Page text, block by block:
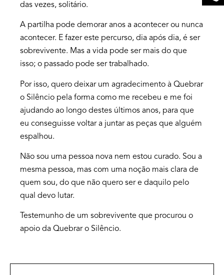
das vezes, solitário.
A partilha pode demorar anos a acontecer ou nunca
acontecer. E fazer este percurso, dia após dia, é ser
sobrevivente. Mas a vida pode ser mais do que
isso; o passado pode ser trabalhado.
Por isso, quero deixar um agradecimento à Quebrar
o Silêncio pela forma como me recebeu e me foi
ajudando ao longo destes últimos anos, para que
eu conseguisse voltar a juntar as peças que alguém
espalhou.
Não sou uma pessoa nova nem estou curado. Sou a
mesma pessoa, mas com uma noção mais clara de
quem sou, do que não quero ser e daquilo pelo
qual devo lutar.
Testemunho de um sobrevivente que procurou o
apoio da Quebrar o Silêncio.